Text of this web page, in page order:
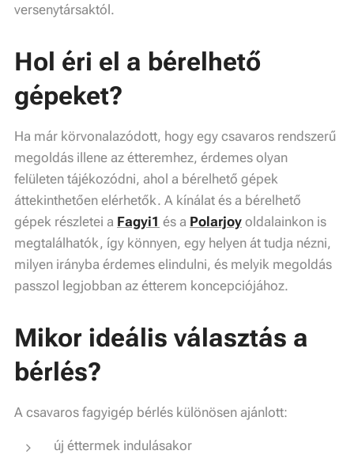
versenytársaktól.
Hol éri el a bérelhető
gépeket?
Ha már körvonalazódott, hogy egy csavaros rendszerű
megoldás illene az étteremhez, érdemes olyan
felületen tájékozódni, ahol a bérelhető gépek
áttekinthetően elérhetők. A kínálat és a bérelhető
gépek részletei a Fagyi1 és a Polarjoy oldalainkon is
megtalálhatók, így könnyen, egy helyen át tudja nézni,
milyen irányba érdemes elindulni, és melyik megoldás
passzol legjobban az étterem koncepciójához.
Mikor ideális választás a
bérlés?
A csavaros fagyigép bérlés különösen ajánlott:
új éttermek indulásakor